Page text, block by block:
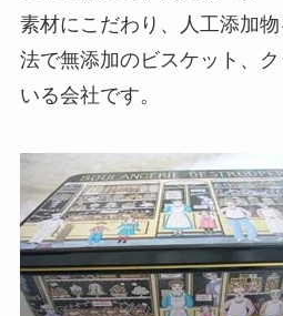
素材にこだわり、人工添加
法で無添加のビスケット、
いる会社です。